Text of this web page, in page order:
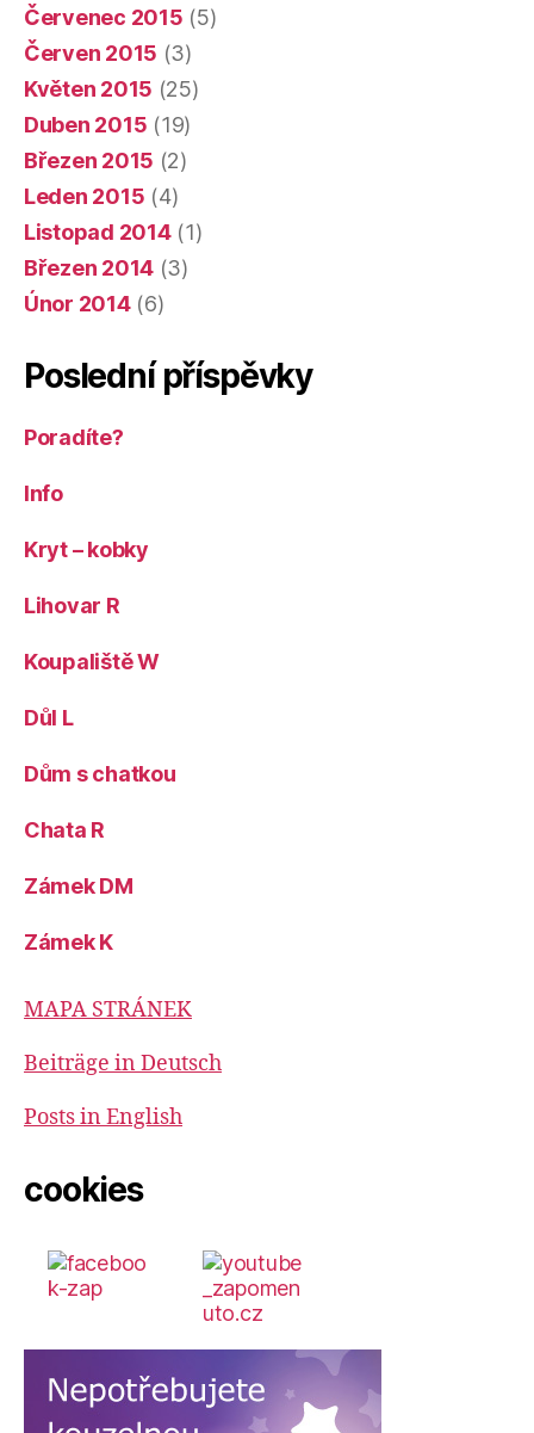
Červenec 2015 (5)
Červen 2015 (3)
Květen 2015 (25)
Duben 2015 (19)
Březen 2015 (2)
Leden 2015 (4)
Listopad 2014(1)
Březen 2014 (3)
Únor 2014(6)
Poslední příspěvky
Poradíte?
Info
Kryt – kobky
Lihovar R
Koupaliště W
Důl L
Dům s chatkou
Chata R
Zámek DM
Zámek K
MAPA STRÁNEK
Beiträge in Deutsch
Posts in English
cookies